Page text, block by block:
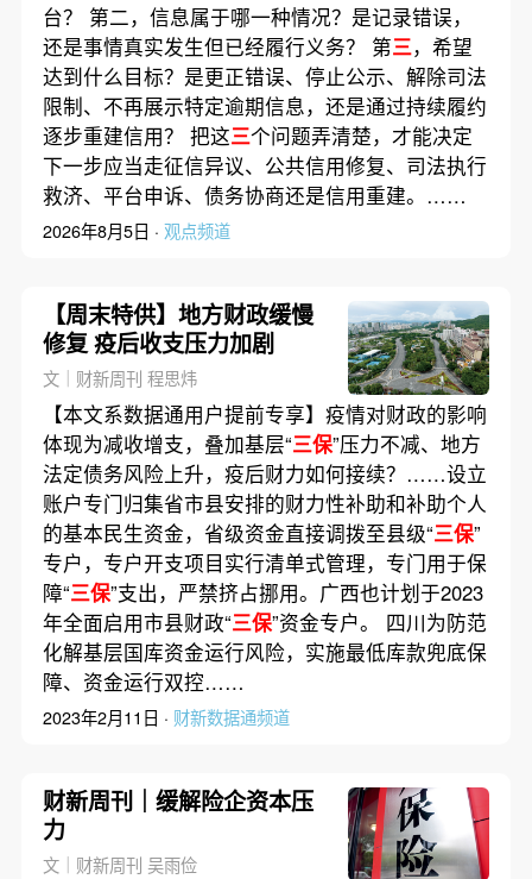
台？ 第二，信息属于哪一种情况？是记录错误，
还是事情真实发生但已经履行义务？ 第三，希望
达到什么目标？是更正错误、停止公示、解除司法
限制、不再展示特定逾期信息，还是通过持续履约
逐步重建信用？ 把这三个问题弄清楚，才能决定
下一步应当走征信异议、公共信用修复、司法执行
救济、平台申诉、债务协商还是信用重建。……
2026年8月5日 · 观点频道
【周末特供】地方财政缓慢
修复 疫后收支压力加剧
文｜财新周刊 程思炜
【本文系数据通用户提前专享】疫情对财政的影响
体现为减收增支，叠加基层“三保”压力不减、地方
法定债务风险上升，疫后财力如何接续？……设立
账户专门归集省市县安排的财力性补助和补助个人
的基本民生资金，省级资金直接调拨至县级“三保”
专户，专户开支项目实行清单式管理，专门用于保
障“三保”支出，严禁挤占挪用。广西也计划于2023
年全面启用市县财政“三保”资金专户。 四川为防范
化解基层国库资金运行风险，实施最低库款兜底保
障、资金运行双控……
2023年2月11日 · 财新数据通频道
财新周刊｜缓解险企资本压
力
文｜财新周刊 吴雨俭